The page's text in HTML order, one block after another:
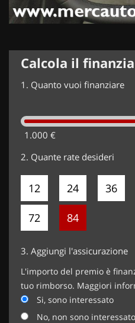
Calcola il
1. Quanto vuoi finanziare
1.000 €
2. Quante rate desideri
12 24 36
72 84
3. Aggiungi l'assicurazione
L'importo del premio è
tuo rimborso. Maggiori
Si, sono interessato
No, non sono interessato